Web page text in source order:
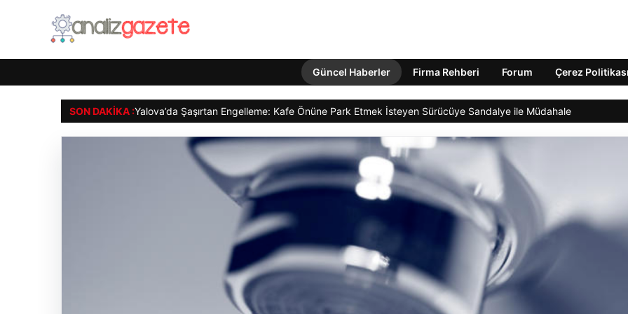
Güncel Haberler Firma Rehberi Forum Çerez
SON DAKIKA :Yalova’da Şaşırtan Engelleme: Kafe Önüne Park Etmek İsteyen Sürücüye Sandalye ile Müdahale